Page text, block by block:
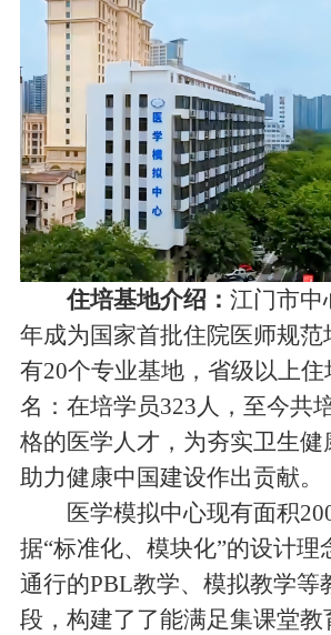
住培基地介绍： 江门市中
年成为国家首批住院医师规范
有20个专业基地，省级以上住
名：在培学员323人，至今共
格的医学人才，为夯实卫生健
助力健康中国建设作出贡献。
医学模拟中心现有面积
据“标准化、模块化”的设计理
通行的PBL教学、模拟教学等
段，构建了了能满足集课堂教